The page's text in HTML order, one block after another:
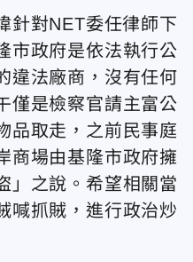
針對NET委任律師下
市政府是依法執行公
違法廠商，沒有任何
僅是檢察官請主富公
品取走，之前民事庭
商場由基隆市政府擁
」之說。希望相關當
喊抓賊，進行政治炒